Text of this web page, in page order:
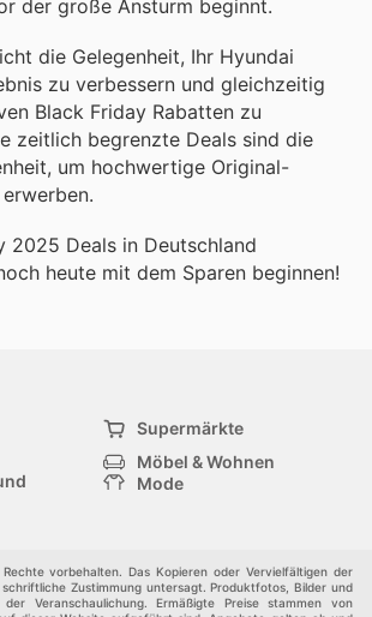
der große Ansturm beginnt.
die Gelegenheit, Ihr Hyundai
zu verbessern und gleichzeitig
Black Friday Rabatten zu
zeitlich begrenzte Deals sind die
um hochwertige Original-
2025 Deals in Deutschland
heute mit dem Sparen beginnen!
Supermärkte
Möbel & Wohnen
Mode
Andere
vorbehalten. Das Kopieren oder Vervielfältigen der
Zustimmung untersagt. Produktfotos, Bilder und
Veranschaulichung. Ermäßigte Preise stammen von